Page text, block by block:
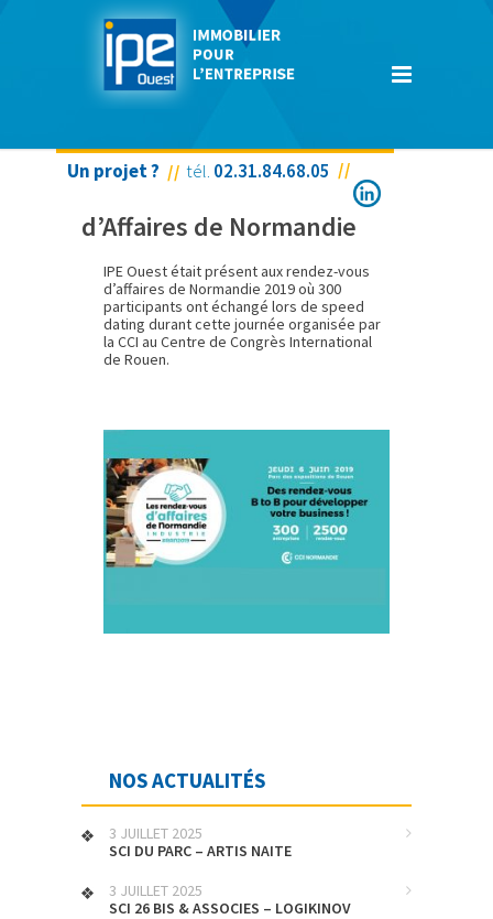
Un projet ? tél. 02.31.84.68.05
IPE Ouest aux rendez-vous
d’Affaires de Normandie
IPE Ouest était présent aux rendez-vous
d’affaires de Normandie 2019 où 300
participants ont échangé lors de speed
dating durant cette journée organisée par
la CCI au Centre de Congrès International
de Rouen.
NOS ACTUALITÉS
3 JUILLET 2025
SCI DU PARC – ARTIS NAITE
3 JUILLET 2025
SCI 26 BIS & ASSOCIES – LOGIKINOV